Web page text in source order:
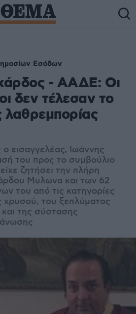
Εσόδων
- ΑΑΔΕ: Οι
δεν τέλεσαν το
λαθρεμπορίας
εισαγγελέας, Ιωάννης
του προς το συμβούλιο
ζητήσει την πλήρη
Μυλωνα και των 62
του από τις κατηγορίες
χρυσού, του ξεπλύματος
της σύστασης